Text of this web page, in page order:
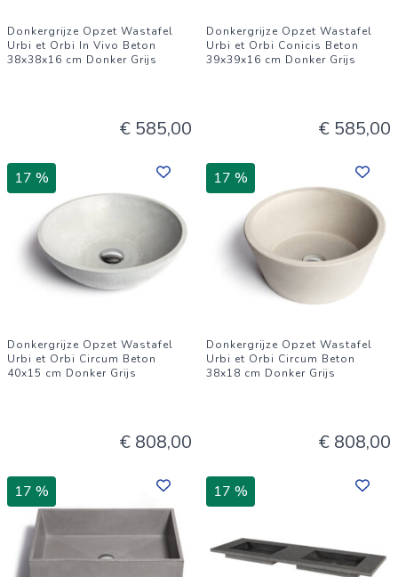
Donkergrijze Opzet Wastafel
Urbi et Orbi In Vivo Beton
38x38x16 cm Donker Grijs
€ 585,00
Donkergrijze Opzet Wastafel
Urbi et Orbi Conicis Beton
39x39x16 cm Donker Grijs
€ 585,00
17 %
Donkergrijze Opzet Wastafel
Urbi et Orbi Circum Beton
40x15 cm Donker Grijs
€ 808,00
17 %
Donkergrijze Opzet Wastafel
Urbi et Orbi Circum Beton
38x18 cm Donker Grijs
€ 808,00
17 % 17 %